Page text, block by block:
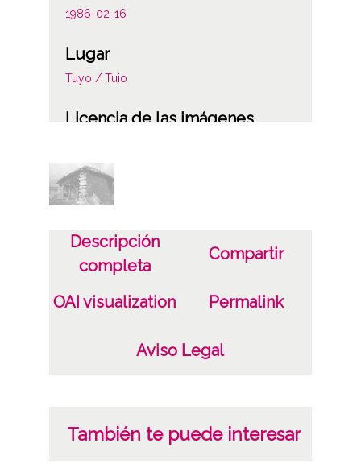
1986-02-16
Lugar
Tuyo / Tuio
Licencia de las imágenes
Descripción
completa
Compartir
OAI visualization Permalink
Aviso Legal
También te puede interesar